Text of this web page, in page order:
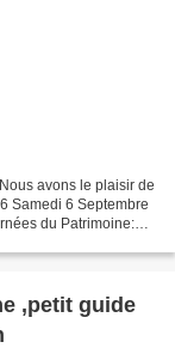
avons le plaisir de
Samedi 6 Septembre
du Patrimoine:
,petit guide